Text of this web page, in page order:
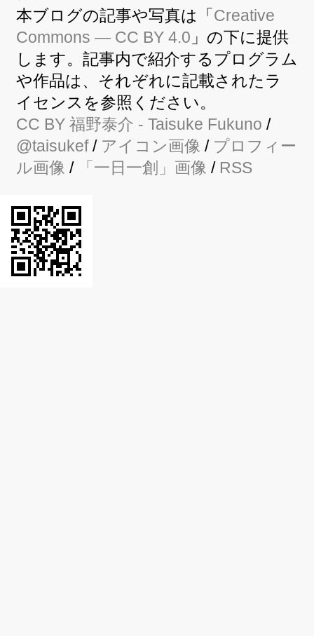
本ブログの記事や写真は「Creative
Commons — CC BY 4.0 」の下に提供
します。記事内で紹介するプログラム
や作品は、それぞれに記載されたラ
イセンスを参照ください。
CC BY 福野泰介 - Taisuke Fukuno /
@taisukef/ アイコン画像 / プロフィー
ル画像 / 「一日一創」画像 / RSS